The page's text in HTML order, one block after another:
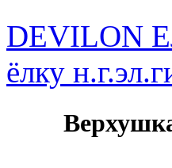
DEVILON
ёлку